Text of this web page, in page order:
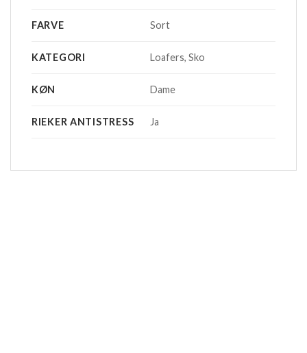
FARVE Sort
KATEGORI Loafers, Sko
KØN Dame
RIEKER ANTISTRESS Ja